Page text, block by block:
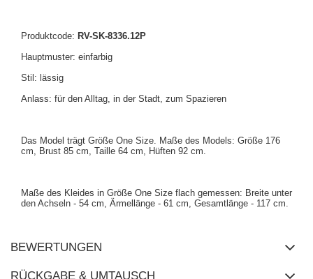
Produktcode: RV-SK-8336.12P
Hauptmuster: einfarbig
Stil: lässig
Anlass: für den Alltag, in der Stadt, zum Spazieren
Das Model trägt Größe One Size. Maße des Models: Größe 176
cm, Brust 85 cm, Taille 64 cm, Hüften 92 cm.
Maße des Kleides in Größe One Size flach gemessen: Breite unter
den Achseln - 54 cm, Ärmellänge - 61 cm, Gesamtlänge - 117 cm.
BEWERTUNGEN
RÜCKGABE & UMTAUSCH